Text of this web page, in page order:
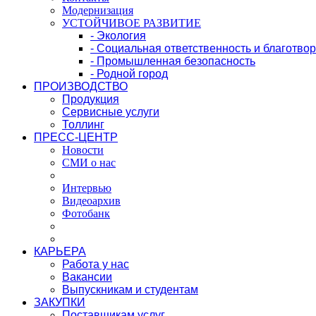
Модернизация
УСТОЙЧИВОЕ РАЗВИТИЕ
- Экология
- Социальная ответственность и
- Промышленная безопасность
- Родной город
ПРОИЗВОДСТВО
Продукция
Сервисные услуги
Толлинг
ПРЕСС-ЦЕНТР
Новости
СМИ о нас
Интервью
Видеоархив
Фотобанк
КАРЬЕРА
Работа у нас
Вакансии
Выпускникам и студентам
ЗАКУПКИ